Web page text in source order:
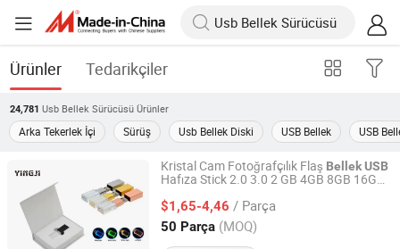
Ürünler Tedarikçiler
24,781 Usb Bellek Sürücüsü Ürünler
Arka Tekerlek İçi Sürüş Usb Bellek Diski USB Bellek USB
Kristal Cam Fotoğrafçılık Flaş BellekUSB
Hafıza Stick 2.0 3.0 2 GB 4GB 8GB 16GB
$1,65-4,46 / Parça
50 Parça (MOQ)
Shenzhen Infinite Technology Co., Ltd.
Guangdong, China Fiyat 2026